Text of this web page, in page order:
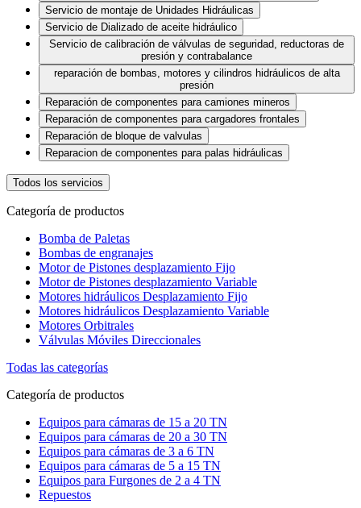
Servicio de montaje de Unidades Hidráulicas
Servicio de Dializado de aceite hidráulico
Servicio de calibración de válvulas de seguridad, reductoras de
presión y contrabalance
reparación de bombas, motores y cilindros hidráulicos de alta
presión
Reparación de componentes para camiones mineros
Reparación de componentes para cargadores frontales
Reparación de bloque de valvulas
Reparacion de componentes para palas hidráulicas
Todos los servicios
Categoría de productos
Bomba de Paletas
Bombas de engranajes
Motor de Pistones desplazamiento Fijo
Motor de Pistones desplazamiento Variable
Motores hidráulicos Desplazamiento Fijo
Motores hidráulicos Desplazamiento Variable
Motores Orbitrales
Válvulas Móviles Direccionales
Todas las categorías
Categoría de productos
Equipos para cámaras de 15 a 20 TN
Equipos para cámaras de 20 a 30 TN
Equipos para cámaras de 3 a 6 TN
Equipos para cámaras de 5 a 15 TN
Equipos para Furgones de 2 a 4 TN
Repuestos